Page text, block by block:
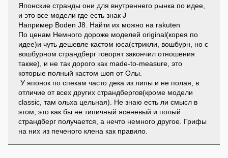
Японские странды они для внутреннего рынка по идее,
и это все модели где есть знак J
Например Boden J8. Найти их можно на rakuten
По ценам Немного дороже моделей original(корея по
идее)и чуть дешевле кастом юса(стрикли, вошбурн, но с
вошбурном страндберг говорят закончил отношения
также), и не так дорого как made-to-measure, это
которые полный кастом шоп от Олы.
У японок по спекам часто дека из липы и не полая, в
отличие от всех других страндбергов(кроме модели
classic, там ольха цельная). Не знаю есть ли смысл в
этом, это как бы не типичный ясеневый и полый
страндберг получается, а нечто немного другое. Грифы
на них из печеного клена как правило.